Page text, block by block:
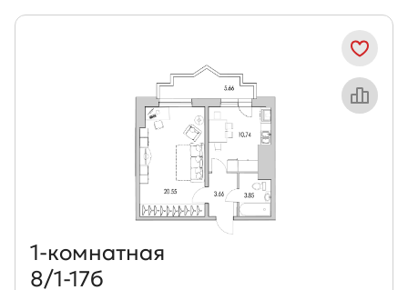
Объект месяца
1‑комнатная
8/1-17б